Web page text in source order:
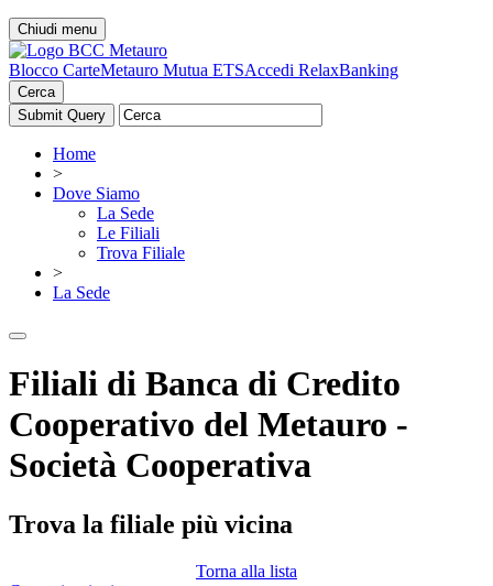
Chiudi menu
Blocco CarteMetauro Mutua ETSAccedi RelaxBanking
Cerca
Home
>
Dove Siamo
La Sede
Le Filiali
Trova Filiale
>
La Sede
Filiali di Banca di Credito
Cooperativo del Metauro -
Società Cooperativa
Trova la filiale più vicina
Torna alla lista